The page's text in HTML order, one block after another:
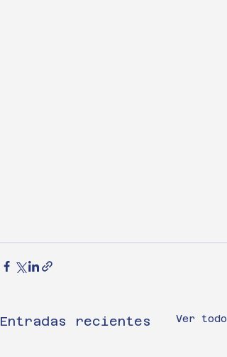
Entradas recientes Ver todo